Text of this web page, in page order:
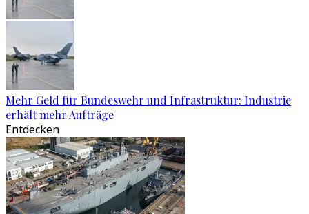
Mehr Geld für Bundeswehr und Infrastruktur: Industrie
erhält mehr Aufträge
Entdecken